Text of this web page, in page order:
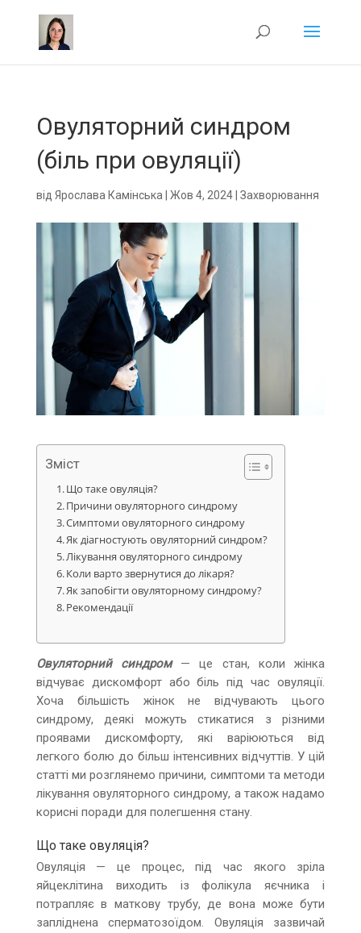
Овуляторний синдром
(біль при овуляції)
від Ярослава Камінська Жов 4, 2024| Захворювання
Зміст
Що таке овуляція?
Причини овуляторного синдрому
Симптоми овуляторного синдрому
Як діагностують овуляторний синдром?
Лікування овуляторного синдрому
Коли варто звернутися до лікаря?
Як запобігти овуляторному синдрому?
Рекомендації
Овуляторний синдром— це стан, коли жінка
відчуває дискомфорт або біль під час овуляції.
Хоча більшість жінок не відчувають цього
синдрому, деякі можуть стикатися з різними
проявами дискомфорту, які варіюються від
легкого болю до більш інтенсивних відчуттів. У цій
статті ми розглянемо причини, симптоми та методи
лікування овуляторного синдрому, а також надамо
корисні поради для полегшення стану.
Що таке овуляція?
Овуляція — це процес, під час якого зріла
яйцеклітина виходить із фолікула яєчника і
потрапляє в маткову трубу, де вона може бути
запліднена сперматозоїдом. Овуляція зазвичай